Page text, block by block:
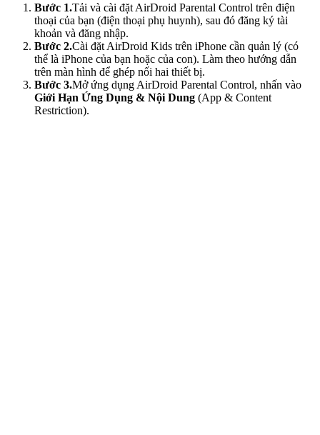
Bước 1.Tải và cài đặt AirDroid Parental Control trên điện
thoại của bạn (điện thoại phụ huynh), sau đó đăng ký tài
khoản và đăng nhập.
Bước 2.Cài đặt AirDroid Kids trên iPhone cần quản lý (có
thể là iPhone của bạn hoặc của con). Làm theo hướng dẫn
trên màn hình để ghép nối hai thiết bị.
Bước 3.Mở ứng dụng AirDroid Parental Control, nhấn vào
Giới Hạn Ứng Dụng & Nội Dung (App & Content
Restriction).